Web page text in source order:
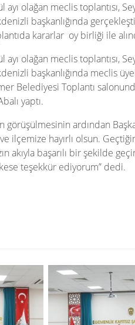
olağan meclis toplantısı,
başkanlığında
kararlar oy birliği ile
olağan meclis toplantısı,
başkanlığında meclis
Belediyesi Toplantı
yaptı.
ardından
ilçemize hayırlı olsun.
akıyla başarılı bir şekilde
teşekkür ediyorum” dedi.